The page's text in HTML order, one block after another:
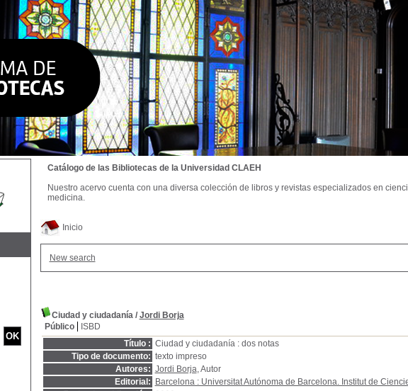
Inicio
New search
Ciudad y ciudadanía/ Jordi Borja
Público
ISBD
Título : Ciudad y ciudadanía : dos notas
Tipo de documento: texto impreso
Autores: Jordi Borja, Autor
Editorial:
Barcelona : Universitat Autónoma de Barcelona. Institut de
Catálogo de las Bibliotecas de la Universidad CLAEH
Nuestro acervo cuenta con una diversa colección de libros y revistas especializados en
medicina.